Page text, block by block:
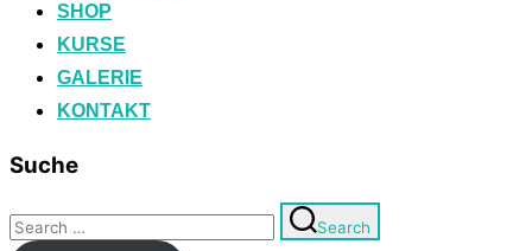
SHOP
KURSE
GALERIE
KONTAKT
Suche
Search
for:
Search